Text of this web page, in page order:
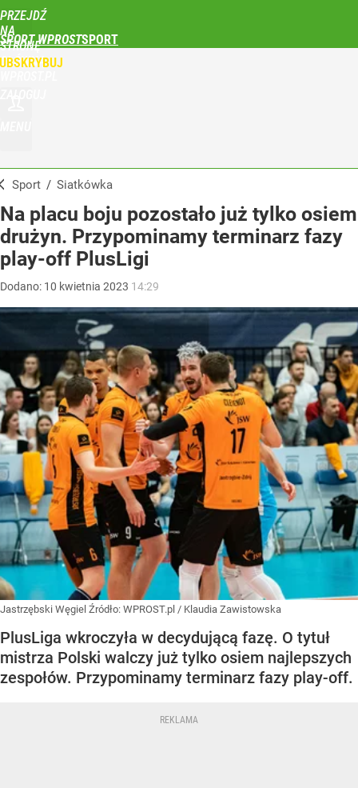
PRZEJDŹ
NA
STRONĘ
GŁÓWNĄ
SPORT WPROST
Sport / Siatkówka
Na placu boju pozostało już tylko osiem
drużyn. Przypominamy terminarz fazy
play-off PlusLigi
Dodano: 10 kwietnia 2023 14:29
Jastrzębski Węgiel Źródło: WPROST.pl / Klaudia Zawistowska
PlusLiga wkroczyła w decydującą fazę. O tytuł
mistrza Polski walczy już tylko osiem najlepszych
zespołów. Przypominamy terminarz fazy play-off.